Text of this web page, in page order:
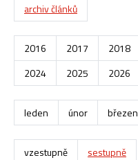
archiv článků
2016 2017 2018
2024
2025 2026
leden únor březen
vzestupně
sestupně